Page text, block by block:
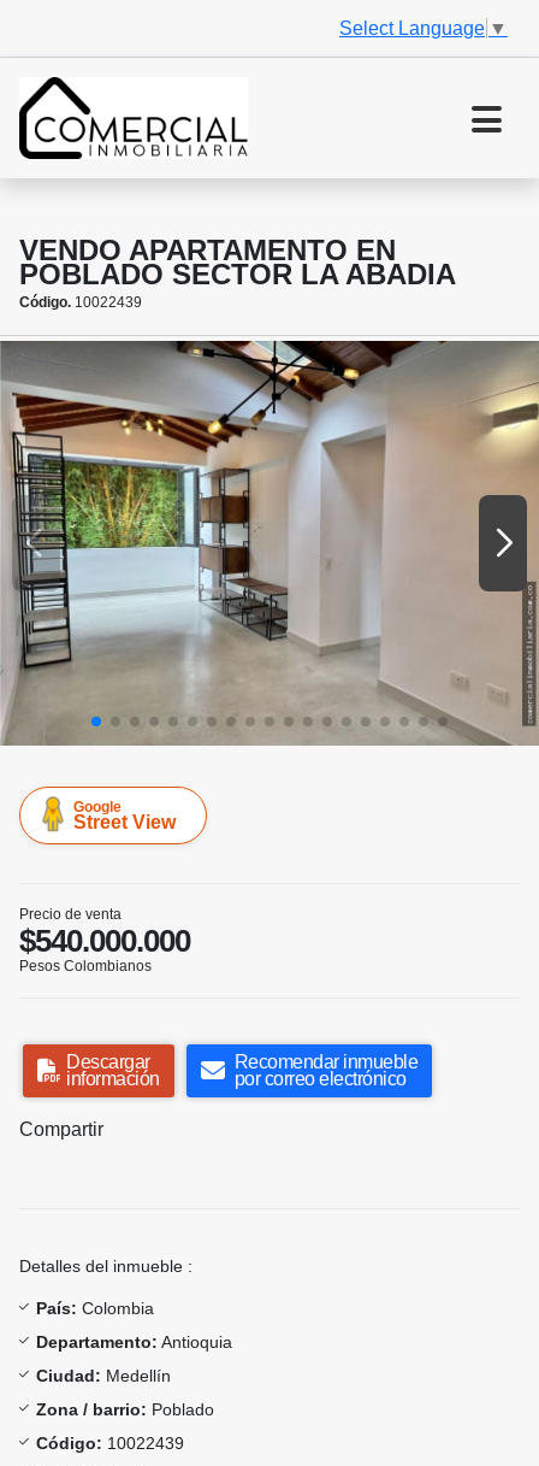
Select Language ▼
VENDO APARTAMENTO EN
POBLADO SECTOR LA ABADIA
Código. 10022439
Google
Street View
Precio de venta
$540.000.000
Pesos Colombianos
Descargar
información
Recomendar inmueble
por correo electrónico
Compartir
Detalles del inmueble :
País: Colombia
Departamento: Antioquia
Ciudad: Medellín
Zona / barrio: Poblado
Código: 10022439